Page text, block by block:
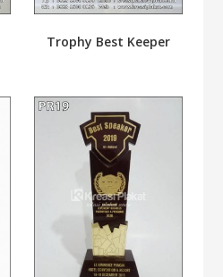
Trophy Best Keeper